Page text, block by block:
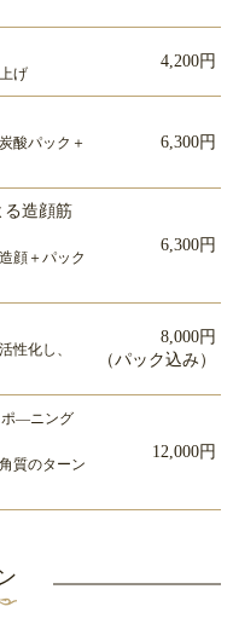
げ
4,200円
酸パック＋
6,300円
造顔筋
顔＋パック
6,300円
性化し、
8,000円
（パック込み）
ポ―ニング
質のターン
12,000円